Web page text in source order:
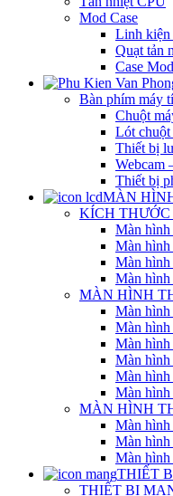
Mod Case
Linh kiện
Quạt tản
Case Mod
Bàn phím máy
Chuột
Lót
Thiết bị
Webcam
Thiết bị
MÀN
KÍCH
Màn hình
Màn hình
Màn hình
Màn hình
MÀN HÌNH
Màn hình
Màn
Màn
Màn hình
Màn
Màn
MÀN HÌNH
Màn hình
Màn
Màn
THIẾT
THIẾT BỊ